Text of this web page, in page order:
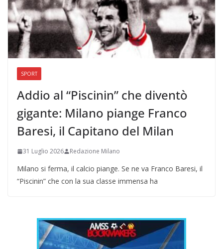
SPORT
Addio al “Piscinin” che diventò
gigante: Milano piange Franco
Baresi, il Capitano del Milan
31 Luglio 2026 Redazione Milano
Milano si ferma, il calcio piange. Se ne va Franco Baresi, il
“Piscinin” che con la sua classe immensa ha